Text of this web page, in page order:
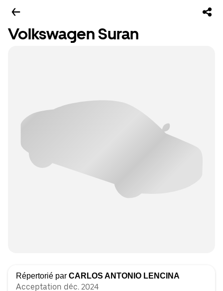
Volkswagen Suran
Répertorié par CARLOS ANTONIO LENCINA
Acceptation déc. 2024